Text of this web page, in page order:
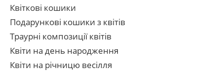
Квіткові кошики
Подарункові кошики з квітів
Траурні композиції квітів
Квіти на день народження
Квіти на річницю весілля